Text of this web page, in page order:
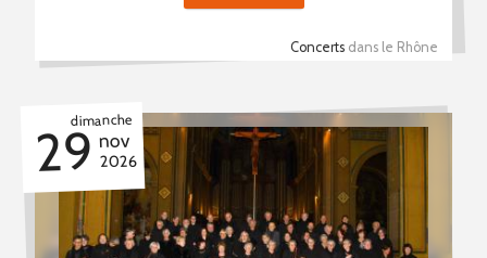
Mot(s) clé(s)Concerts dans le Rhône
dimanche
29 nov
2026